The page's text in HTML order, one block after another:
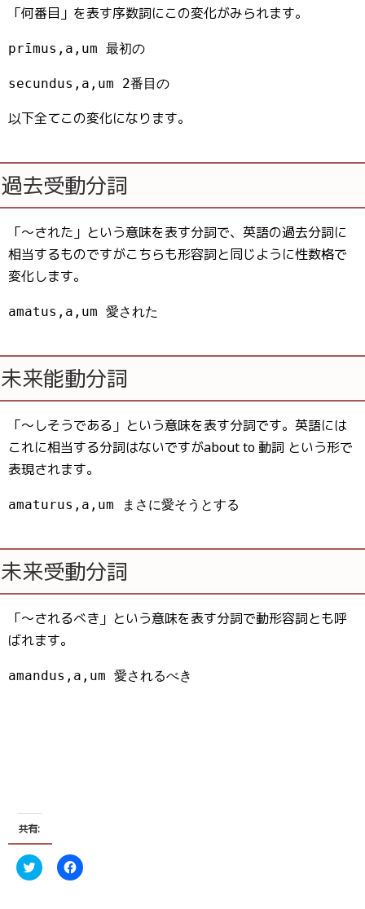
「何番目」を表す序数詞にこの変化がみられます。
prīmus,a,um 最初の
secundus,a,um 2番目の
以下全てこの変化になります。
過去受動分詞
「〜された」という意味を表す分詞で、英語の過去分詞に
相当するものですがこちらも形容詞と同じように性数格で
変化します。
amatus,a,um 愛された
未来能動分詞
「〜しそうである」という意味を表す分詞です。英語には
これに相当する分詞はないですがabout to 動詞 という形で
表現されます。
amaturus,a,um まさに愛そうとする
未来受動分詞
「〜されるべき」という意味を表す分詞で動形容詞とも呼
ばれます。
amandus,a,um 愛されるべき
共有:
ク
リ
F
a